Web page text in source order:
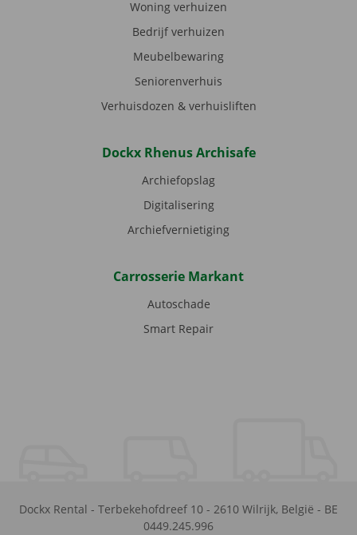
Woning verhuizen
Bedrijf verhuizen
Meubelbewaring
Seniorenverhuis
Verhuisdozen & verhuisliften
Dockx Rhenus Archisafe
Archiefopslag
Digitalisering
Archiefvernietiging
Carrosserie Markant
Autoschade
Smart Repair
Dockx Rental - Terbekehofdreef 10 - 2610 Wilrijk, België - BE
0449.245.996